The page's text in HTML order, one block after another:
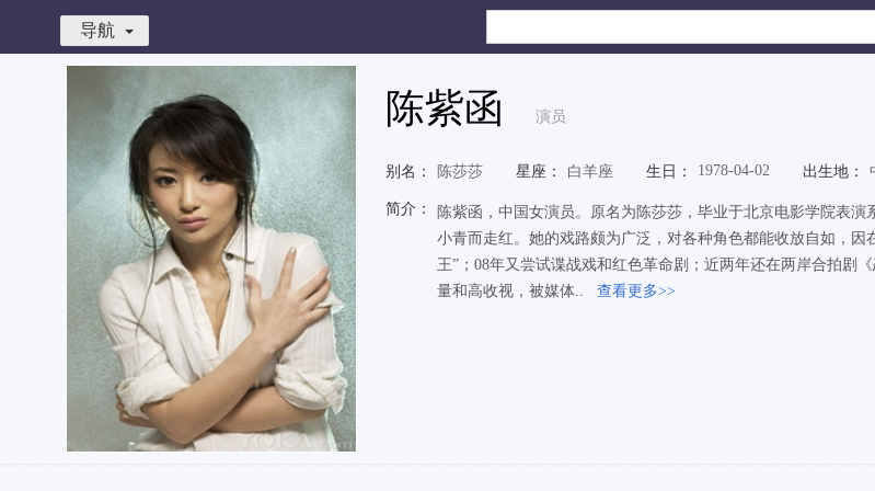
导航
陈紫函 演员
别名： 陈莎莎 星座： 白羊座 生日： 1978-04-02 出生地：
简介：
陈紫函，中国女演员。原名为陈莎莎，毕业于北京电影学院表
小青而走红。她的戏路颇为广泛，对各种角色都能收放自如，
王”；08年又尝试谍战戏和红色革命剧；近两年还在两岸合拍剧
量和高收视，被媒体..
查看更多>>